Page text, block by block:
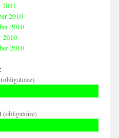
2011
2010
2010
2010
2010
(obligatoire)